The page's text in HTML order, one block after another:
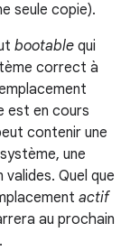
seule copie).
bootable qui
correct à
est en cours
contenir une
une
Quel que
actif
au prochain
.